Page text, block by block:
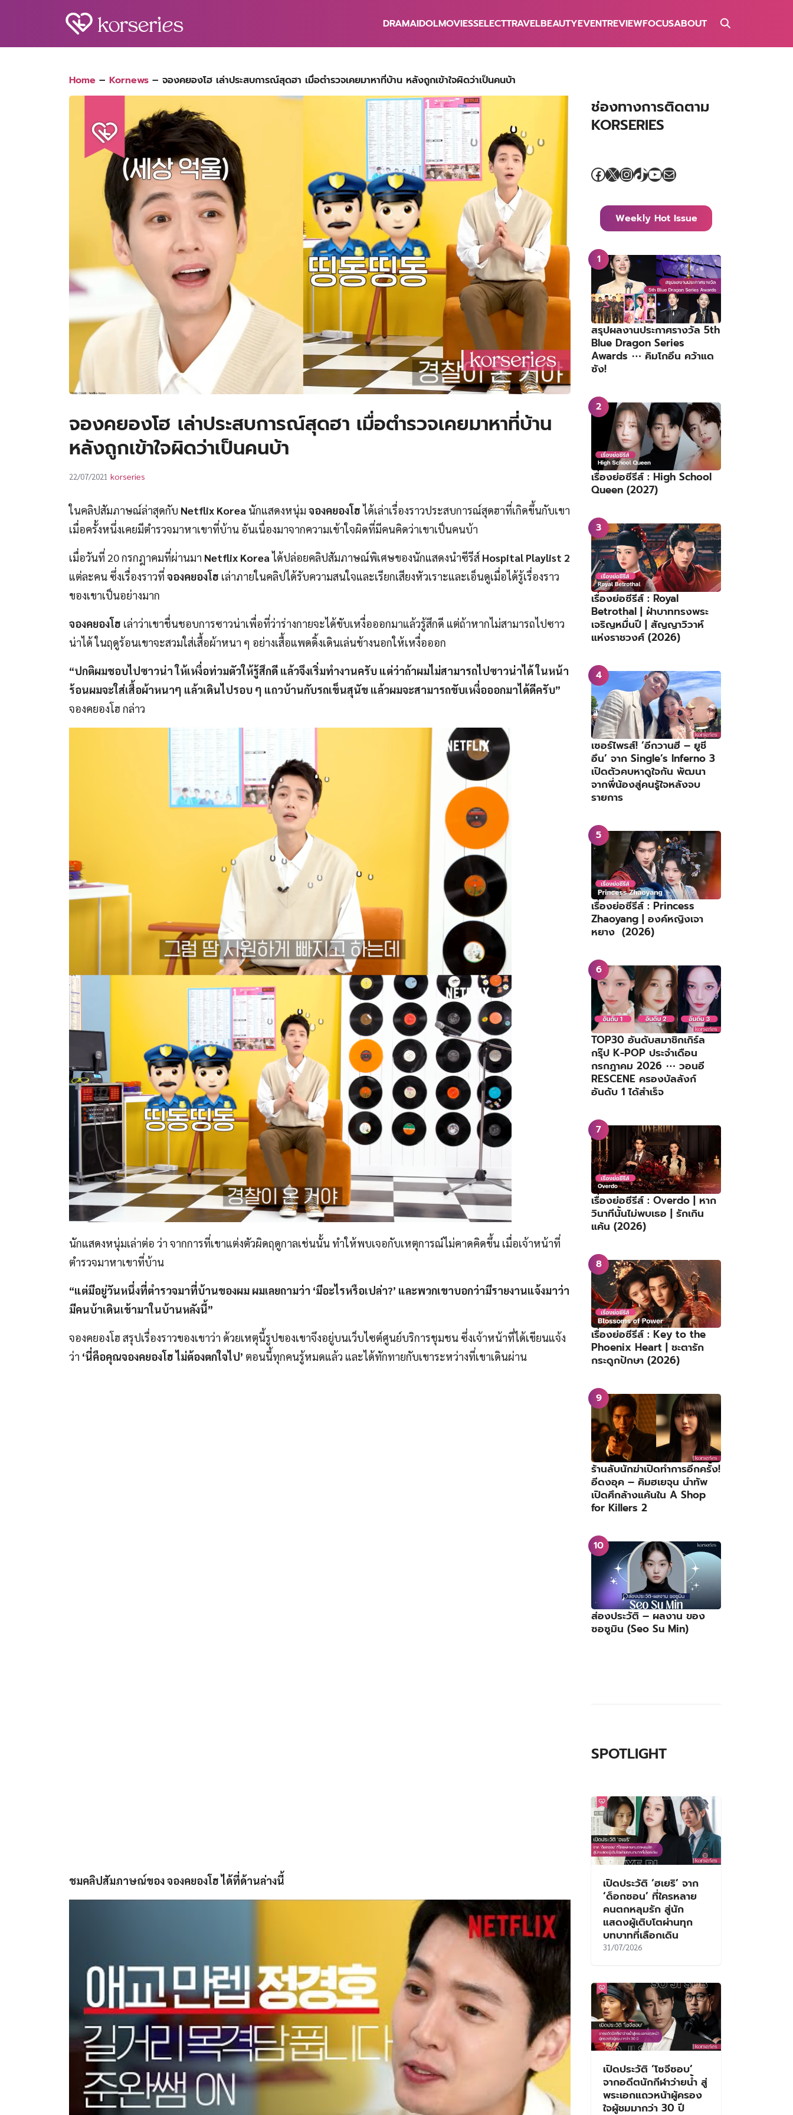
DRAMAIDOLMOVIESSELECTTRAVELBEAUTYEVENTREVIEWFOCUSABOUT
Home – Kornews – จองคยองโฮ เล่าประสบการณ์สุดฮา เมื่อตำรวจเคยมาหาที่บ้าน หลังถูกเข้าใจผิดว่าเป็นคนบ้า
จองคยองโฮ เล่าประสบการณ์สุดฮา เมื่อตำรวจเคยมาหาที่บ้าน
หลังถูกเข้าใจผิดว่าเป็นคนบ้า
22/07/2021 korseries
ในคลิปสัมภาษณ์ล่าสุดกับ Netflix Korea นักแสดงหนุ่ม จองคยองโฮ ได้เล่าเรื่องราวประสบการณ์สุดฮาที่เกิดขึ้นกับเขา
เมื่อครั้งหนึ่งเคยมีตำรวจมาหาเขาที่บ้าน อันเนื่องมาจากความเข้าใจผิดที่มีคนคิดว่าเขาเป็นคนบ้า
เมื่อวันที่ 20 กรกฎาคมที่ผ่านมา Netflix Korea ได้ปล่อยคลิปสัมภาษณ์พิเศษของนักแสดงนำซีรีส์ Hospital Playlist 2
แต่ละคน ซึ่งเรื่องราวที่ จองคยองโฮ เล่าภายในคลิปได้รับความสนใจและเรียกเสียงหัวเราะและเอ็นดูเมื่อได้รู้เรื่องราว
ของเขาเป็นอย่างมาก
จองคยองโฮ เล่าว่าเขาชื่นชอบการซาวน่าเพื่อที่ว่าร่างกายจะได้ขับเหงื่อออกมาแล้วรู้สึกดี แต่ถ้าหากไม่สามารถไปซาว
น่าได้ ในฤดูร้อนเขาจะสวมใส่เสื้อผ้าหนา ๆ อย่างเสื้อแพดดิ้งเดินเล่นข้างนอกให้เหงื่อออก
“ปกติผมชอบไปซาวน่า ให้เหงื่อท่วมตัวให้รู้สึกดี แล้วจึงเริ่มทำงานครับ แต่ว่าถ้าผมไม่สามารถไปซาวน่าได้ ในหน้า
ร้อนผมจะใส่เสื้อผ้าหนาๆ แล้วเดินไปรอบ ๆ แถวบ้านกับรถเข็นสุนัข แล้วผมจะสามารถขับเหงื่อออกมาได้ดีครับ”
จองคยองโฮ กล่าว
นักแสดงหนุ่มเล่าต่อ ว่า จากการที่เขาแต่งตัวผิดฤดูกาลเช่นนั้น ทำให้พบเจอกับเหตุการณ์ไม่คาดคิดขึ้น เมื่อเจ้าหน้าที่
ตำรวจมาหาเขาที่บ้าน
“แต่มีอยู่วันหนึ่งที่ตำรวจมาที่บ้านของผม ผมเลยถามว่า ‘มีอะไรหรือเปล่า?’ และพวกเขาบอกว่ามีรายงานแจ้งมาว่า
มีคนบ้าเดินเข้ามาในบ้านหลังนี้”
จองคยองโฮ สรุปเรื่องราวของเขาว่า ด้วยเหตุนี้รูปของเขาจึงอยู่บนเว็บไซต์ศูนย์บริการชุมชน ซึ่งเจ้าหน้าที่ได้เขียนแจ้ง
ว่า ‘นี่คือคุณจองคยองโฮ ไม่ต้องตกใจไป’ ตอนนี้ทุกคนรู้หมดแล้ว และได้ทักทายกับเขาระหว่างที่เขาเดินผ่าน
ชมคลิปสัมภาษณ์ของ จองคยองโฮ ได้ที่ด้านล่างนี้
ช่องทางการติดตาม
KORSERIES
Facebook
X Instagram
TikTok
YouTube
Mail
Weekly Hot Issue
สรุปผลงานประกาศรางวัล 5th
Blue Dragon Series
Awards ⋯ คิมโกอึน คว้าแด
ซัง!
เรื่องย่อซีรีส์ : High School
Queen (2027)
เรื่องย่อซีรีส์ : Royal
Betrothal | ฝ่าบาททรงพระ
เจริญหมื่นปี | สัญญาวิวาห์
แห่งราชวงศ์ (2026)
เซอร์ไพรส์! ‘อีกวานฮี – ยูชี
อึน’ จาก Single’s Inferno 3
เปิดตัวคบหาดูใจกัน พัฒนา
จากพี่น้องสู่คนรู้ใจหลังจบ
รายการ
เรื่องย่อซีรีส์ : Princess
Zhaoyang | องค์หญิงเจา
หยาง (2026)
TOP30 อันดับสมาชิกเกิร์ล
กรุ๊ป K-POP ประจำเดือน
กรกฎาคม 2026 ⋯ วอนอี
RESCENE ครองบัลลังก์
อันดับ 1 ได้สำเร็จ
เรื่องย่อซีรีส์ : Overdo | หาก
วินาทีนั้นไม่พบเธอ | รักเกิน
แค้น (2026)
เรื่องย่อซีรีส์ : Key to the
Phoenix Heart | ชะตารัก
กระดูกปักษา (2026)
ร้านลับนักฆ่าเปิดทำการอีกครั้ง!
อีดงอุค – คิมฮเยจุน นำทัพ
เปิดศึกล้างแค้นใน A Shop
for Killers 2
ส่องประวัติ – ผลงาน ของ
ซอซูมิน (Seo Su Min)
SPOTLIGHT
เปิดประวัติ ‘ฮเยริ’ จาก
‘ด็อกซอน’ ที่ใครหลาย
คนตกหลุมรัก สู่นัก
แสดงผู้เติบโตผ่านทุก
บทบาทที่เลือกเดิน
31/07/2026
เปิดประวัติ ‘โซจีซอบ’
จากอดีตนักกีฬาว่ายน้ำ สู่
พระเอกแถวหน้าผู้ครอง
ใจผู้ชมมากว่า 30 ปี